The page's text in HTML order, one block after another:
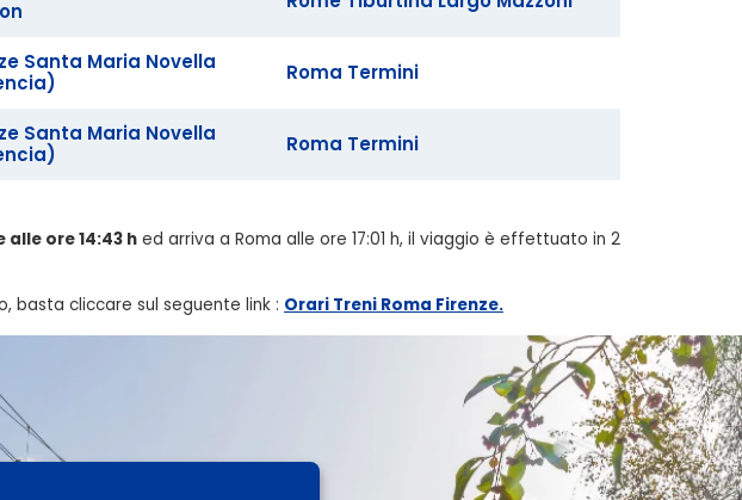
Santa Maria Novella
Roma Termini
Santa Maria Novella
Roma Termini
ore 14:43 h ed arriva a Roma alle ore 17:01 h, il viaggio è effettuato in 2
basta cliccare sul seguente link : Orari Treni Roma Firenze.